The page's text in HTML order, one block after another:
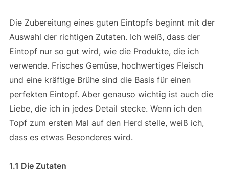
Die Zubereitung eines guten Eintopfs beginnt mit der
Auswahl der richtigen Zutaten. Ich weiß, dass der
Eintopf nur so gut wird, wie die Produkte, die ich
verwende. Frisches Gemüse, hochwertiges Fleisch
und eine kräftige Brühe sind die Basis für einen
perfekten Eintopf. Aber genauso wichtig ist auch die
Liebe, die ich in jedes Detail stecke. Wenn ich den
Topf zum ersten Mal auf den Herd stelle, weiß ich,
dass es etwas Besonderes wird.
1.1 Die Zutaten